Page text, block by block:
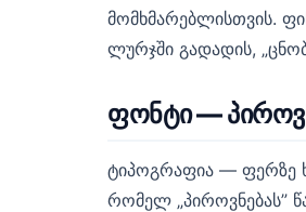
მომხმარებლისთვის.
ლურჯში გადადის,
ფონტი —
ტიპოგრაფია — ფერზე
რომელ „პიროვნებას”